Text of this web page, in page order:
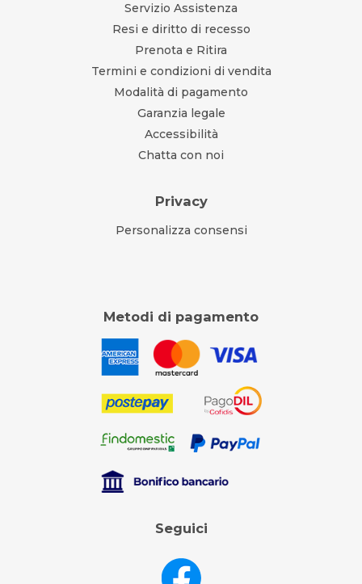
Servizio Assistenza
Resi e diritto di recesso
Prenota e Ritira
Termini e condizioni di vendita
Modalità di pagamento
Garanzia legale
Accessibilità
Chatta con noi
Privacy
Personalizza consensi
Metodi di pagamento
Seguici